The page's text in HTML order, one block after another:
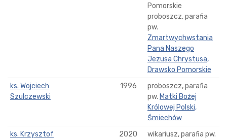
Pomorskie
proboszcz, parafia
pw.
Zmartwychwstania
Pana Naszego
Jezusa Chrystusa,
Drawsko Pomorskie
ks. Wojciech
Szulczewski
1996
proboszcz, parafia
pw. Matki Bożej
Królowej Polski,
Śmiechów
ks. Krzysztof
2020
wikariusz, parafia pw.